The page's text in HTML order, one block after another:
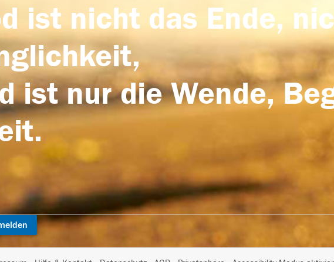
ist nicht das Ende,
ist nur die Wende,